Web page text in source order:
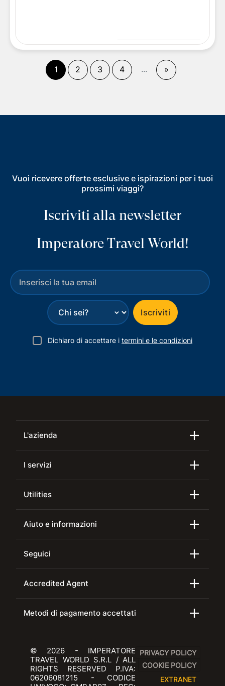
1( corrente)
2 3 4 ... »Fine
Vuoi ricevere offerte esclusive e ispirazioni per i tuoi
prossimi viaggi?
Iscriviti alla newsletter
Imperatore Travel World!
⌄ Iscriviti
Dichiaro di accettare i termini e le condizioni
L'azienda
I servizi
Utilities
Aiuto e informazioni
Seguici
Accredited Agent
Metodi di pagamento accettati
© 2026 - IMPERATORE
TRAVEL WORLD S.R.L / ALL
RIGHTS RESERVED P.IVA:
06206081215 - CODICE
PRIVACY POLICY
COOKIE POLICY
EXTRANET